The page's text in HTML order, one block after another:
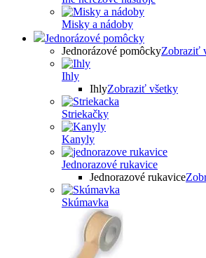
Misky a nádoby
Jednorázové pomôcky
Jednorázové pomôckyZobraziť
Ihly
IhlyZobraziť všetky
Striekačky
Kanyly
Jednorazové rukavice
Jednorazové rukavice
Skúmavka